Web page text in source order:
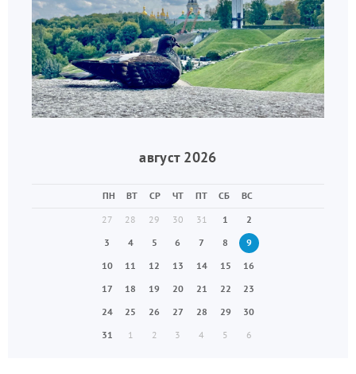
август 2026
ПН ВТ СР ЧТ ПТ СБ
ВС
27
28 29 30 31 1
2
3
4 5 6 7 8
9
10
11 12 13 14 15
16
17
18 19 20 21 22
23
24
25 26 27 28 29
30
31
1 2 3 4 5 6